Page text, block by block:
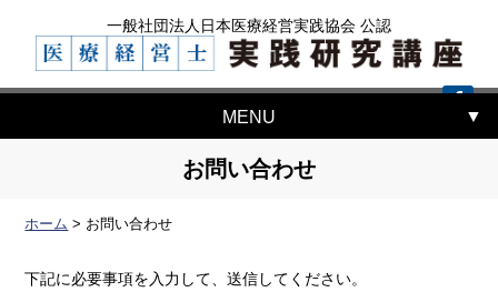
一般社団法人日本医療経営実践協会 公認
MENU
お問い合わせ
ホーム > お問い合わせ
下記に必要事項を入力して、送信してください。